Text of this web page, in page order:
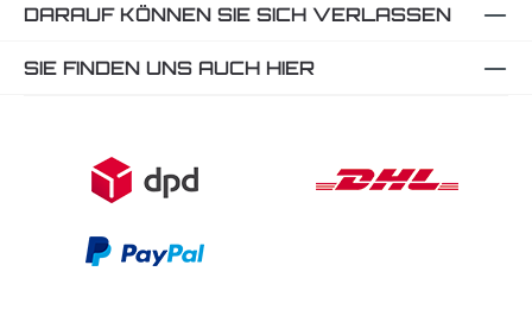
DARAUF KÖNNEN SIE SICH VERLASSEN
SIE FINDEN UNS AUCH HIER